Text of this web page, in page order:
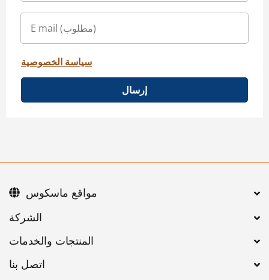
سياسة الخصوصية
إرسال
اتصل بنا
مواقع ماسكوس